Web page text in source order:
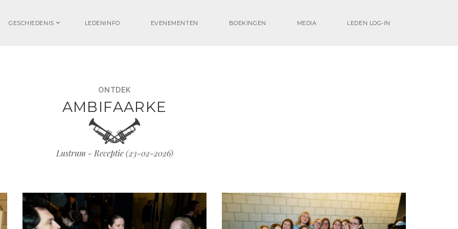
GESCHIEDENIS LEDENINFO EVENEMENTEN BOEKINGEN MEDIA LEDEN LOG-IN
ONTDEK
AMBIFAARKE
Lustrum - Receptie (23-02-2026)